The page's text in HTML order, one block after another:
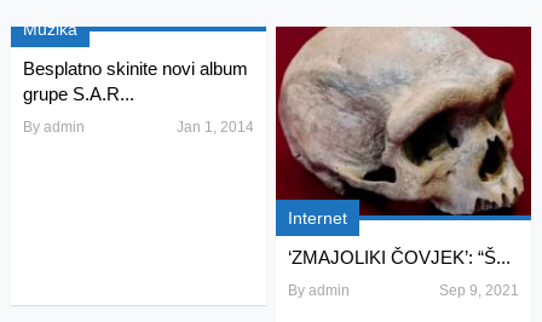
Muzika
Besplatno skinite novi album
grupe S.A.R...
By admin Jan 1, 2014
Internet
‘ZMAJOLIKI ČOVJEK’: “Š...
Byadmin Sep 9, 2021